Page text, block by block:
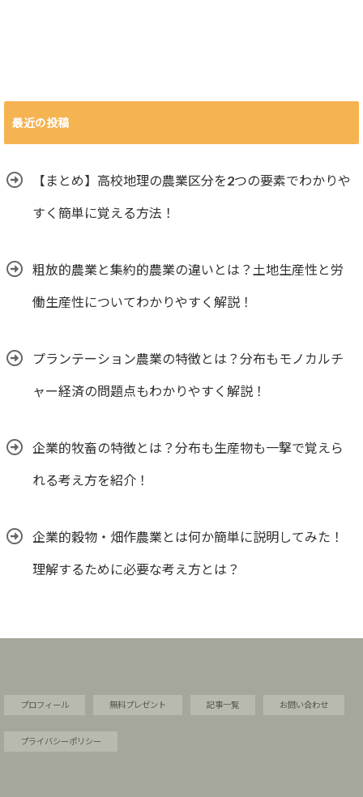
最近の投稿
【まとめ】高校地理の農業区分を2つの要素でわかりや
すく簡単に覚える方法！
粗放的農業と集約的農業の違いとは？土地生産性と労
働生産性についてわかりやすく解説！
プランテーション農業の特徴とは？分布もモノカルチ
ャー経済の問題点もわかりやすく解説！
企業的牧畜の特徴とは？分布も生産物も一撃で覚えら
れる考え方を紹介！
企業的穀物・畑作農業とは何か簡単に説明してみた！
理解するために必要な考え方とは？
プロフィール 無料プレゼント 記事一覧 お問い合わせ
プライバシーポリシー